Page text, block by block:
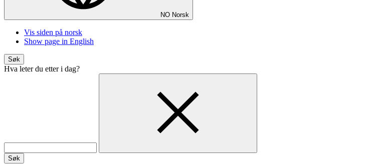
NO Norsk
Vis siden på norsk
Show page in English
Søk
Hva leter du etter i dag?
Søk